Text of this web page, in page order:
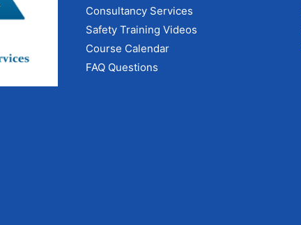
Consultancy Services
Safety Training Videos
Course Calendar
FAQ Questions